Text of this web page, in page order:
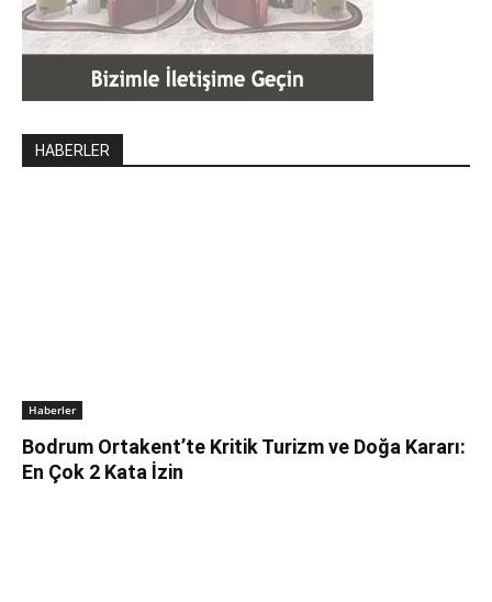
HABERLER
Haberler
Bodrum Ortakent’te Kritik Turizm ve Doğa Kararı:
En Çok 2 Kata İzin